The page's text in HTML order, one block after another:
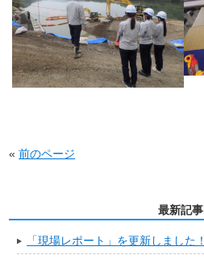
«前のページ
最新記事
「現場レポート」を更新しました！